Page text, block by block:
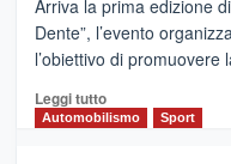
–
Il
Borgo
Gusto,
il
Arriva la prima edizione
Dente”, l’evento
l’obiettivo di promuovere
Leggi tuttoLeggi
di
Automobilismo Sport